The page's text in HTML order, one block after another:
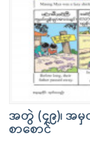
အတွဲ (၄၉)၊ အ
စာစောင်